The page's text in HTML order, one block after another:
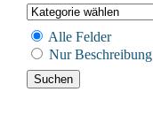
Alle Felder
Nur Beschreibung